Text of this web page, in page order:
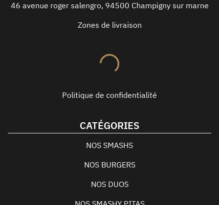
46 avenue roger salengro, 94500 Champigny sur marne
Zones de livraison
Politique de confidentialité
CATÉGORIES
NOS SMASHS
NOS BURGERS
NOS DUOS